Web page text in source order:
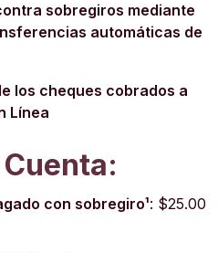
sobregiros mediante
automáticas de
los cheques cobrados a
Línea
con sobregiro¹: $25.00